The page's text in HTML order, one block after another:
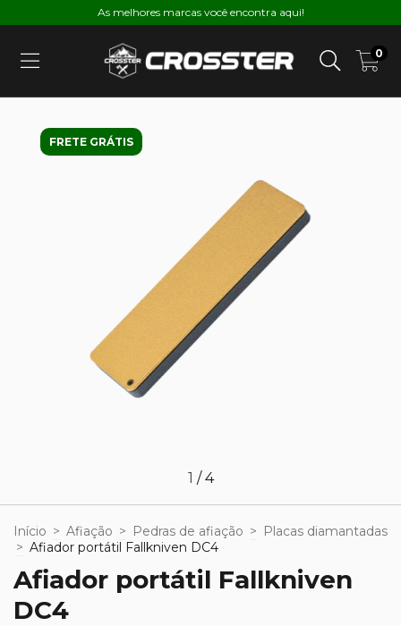
As melhores marcas você encontra aqui!
0
FRETE GRÁTIS
1 /4
Início > Afiação > Pedras de afiação > Placas diamantadas
> Afiador portátil Fallkniven DC4
Afiador portátil Fallkniven
DC4